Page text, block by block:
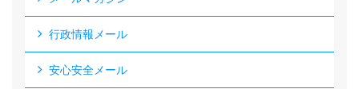
行政情報メール
安心安全メール